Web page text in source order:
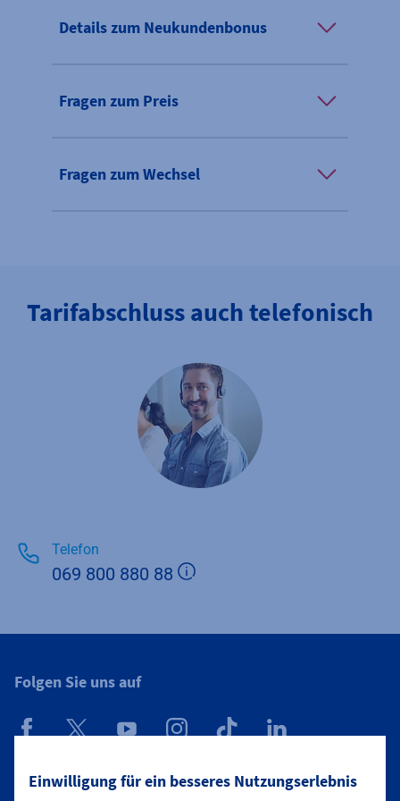
Einwilligung für ein besseres Nutzungserlebnis
Details zum Neukundenbonus
Fragen zum Preis
Fragen zum Wechsel
Tarifabschluss auch telefonisch
Telefon
069 800 880 88
Folgen Sie uns auf
Mainova App